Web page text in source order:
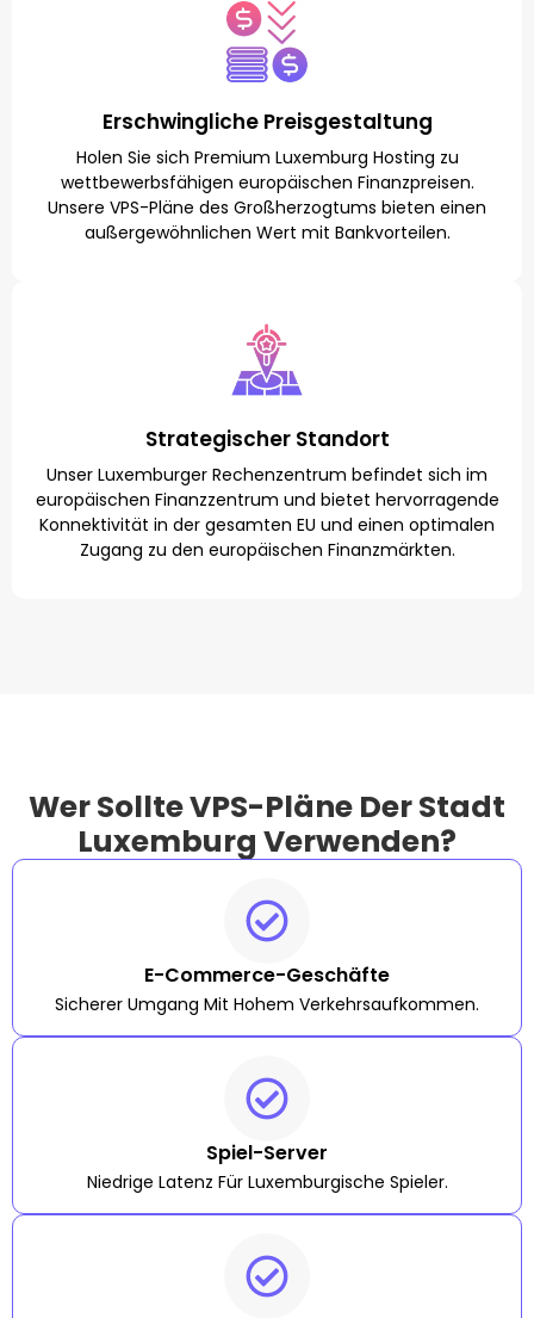
Erschwingliche Preisgestaltung
Holen Sie sich Premium Luxemburg Hosting zu
wettbewerbsfähigen europäischen Finanzpreisen.
Unsere VPS-Pläne des Großherzogtums bieten einen
außergewöhnlichen Wert mit Bankvorteilen.
Strategischer Standort
Unser Luxemburger Rechenzentrum befindet sich im
europäischen Finanzzentrum und bietet hervorragende
Konnektivität in der gesamten EU und einen optimalen
Zugang zu den europäischen Finanzmärkten.
Wer Sollte VPS-Pläne Der Stadt
Luxemburg Verwenden?
E-Commerce-Geschäfte
Sicherer Umgang Mit Hohem Verkehrsaufkommen.
Spiel-Server
Niedrige Latenz Für Luxemburgische Spieler.